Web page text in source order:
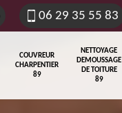
06 29 35 55 83
COUVREUR
CHARPENTIER
89
NETTOYAGE
DEMOUSSAGE
DE TOITURE
89